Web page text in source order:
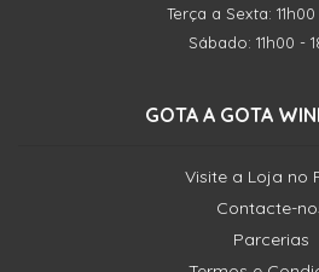
Terça a Sexta:
Sábado: 11h00 -
GOTA A GOTA
Visite a Loja no
Contacte-
Parcerias